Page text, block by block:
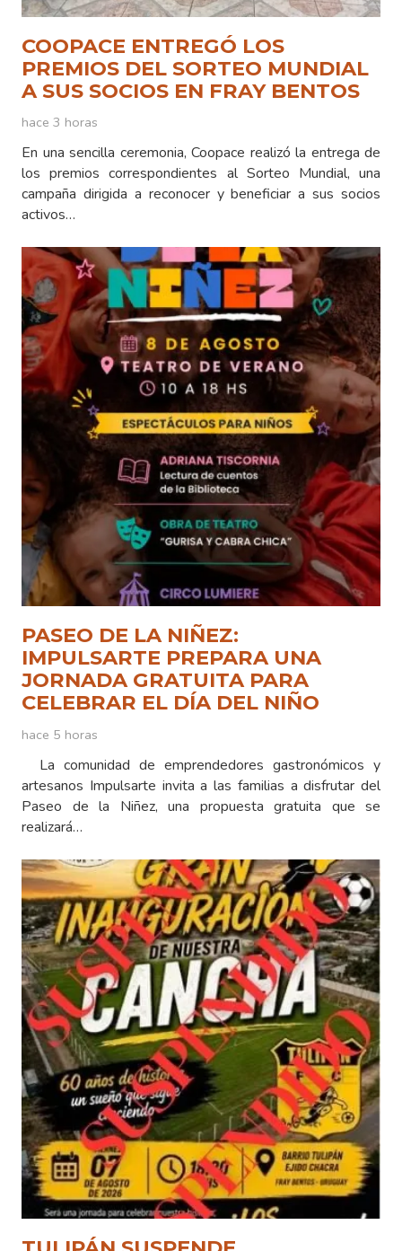
COOPACE ENTREGÓ LOS
PREMIOS DEL SORTEO MUNDIAL
A SUS SOCIOS EN FRAY BENTOS
hace 3 horas
En una sencilla ceremonia, Coopace realizó la entrega de
los premios correspondientes al Sorteo Mundial, una
campaña dirigida a reconocer y beneficiar a sus socios
activos…
PASEO DE LA NIÑEZ:
IMPULSARTE PREPARA UNA
JORNADA GRATUITA PARA
CELEBRAR EL DÍA DEL NIÑO
hace 5 horas
La comunidad de emprendedores gastronómicos y
artesanos Impulsarte invita a las familias a disfrutar del
Paseo de la Niñez, una propuesta gratuita que se
realizará…